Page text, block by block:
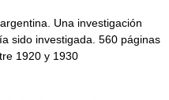
Una investigación
sido investigada. 560 páginas
1920 y 1930